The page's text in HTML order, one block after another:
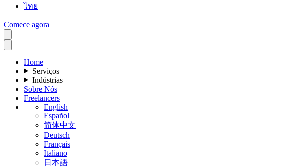
ไทย
Comece agora
Home
Serviços
Indústrias
Sobre Nós
Freelancers
English
Español
简体中文
Deutsch
Français
Italiano
日本語